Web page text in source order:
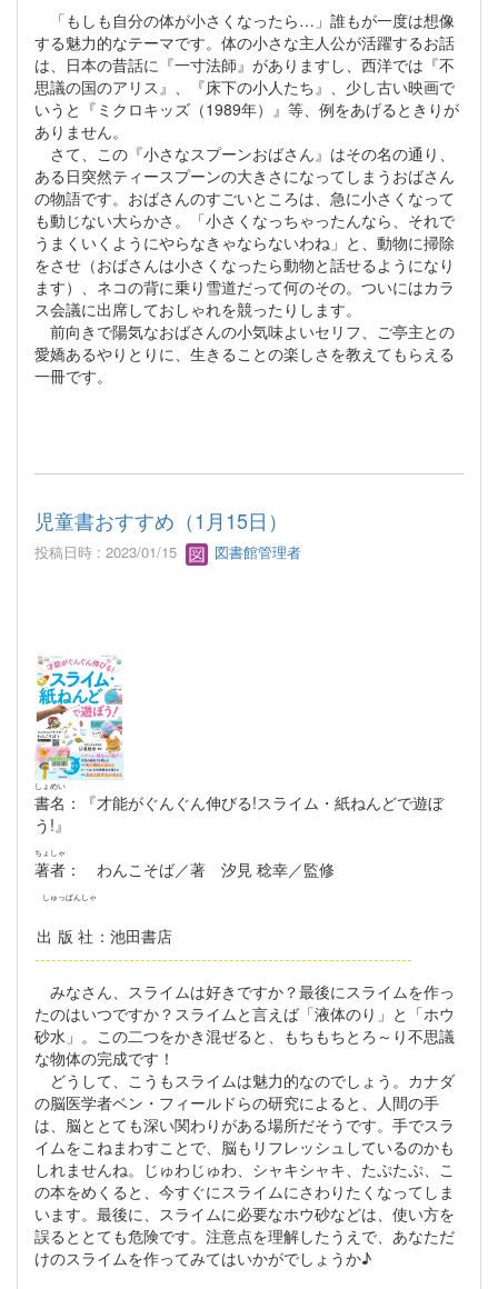
「もしも自分の体が小さくなったら…」誰もが一度は想像
する魅力的なテーマです。体の小さな主人公が活躍するお話
は、日本の昔話に『一寸法師』がありますし、西洋では『不
思議の国のアリス』、『床下の小人たち』、少し古い映画で
いうと『ミクロキッズ（1989年）』等、例をあげるときりが
ありません。
さて、この『小さなスプーンおばさん』はその名の通り、
ある日突然ティースプーンの大きさになってしまうおばさん
の物語です。おばさんのすごいところは、急に小さくなって
も動じない大らかさ。「小さくなっちゃったんなら、それで
うまくいくようにやらなきゃならないわね」と、動物に掃除
をさせ（おばさんは小さくなったら動物と話せるようになり
ます）、ネコの背に乗り雪道だって何のその。ついにはカラ
ス会議に出席しておしゃれを競ったりします。
前向きで陽気なおばさんの小気味よいセリフ、ご亭主との
愛嬌あるやりとりに、生きることの楽しさを教えてもらえる
一冊です。
児童書おすすめ（1月15日）
投稿日時 : 2023/01/15 図書館管理者
書名
しょめい
：『才能がぐんぐん伸びる!スライム・紙ねんどで遊ぼ
う!』
著者
ちょしゃ
： わんこそば／著 汐見 稔幸／監修
出版社
しゅっぱんしゃ
：池田書店
--------------------------------------------------------------------
みなさん、スライムは好きですか？最後にスライムを作っ
たのはいつですか？スライムと言えば「液体のり」と「ホウ
砂水」。この二つをかき混ぜると、もちもちとろ～り不思議
な物体の完成です！
どうして、こうもスライムは魅力的なのでしょう。カナダ
の脳医学者ベン・フィールドらの研究によると、人間の手
は、脳ととても深い関わりがある場所だそうです。手でスラ
イムをこねまわすことで、脳もリフレッシュしているのかも
しれませんね。じゅわじゅわ、シャキシャキ、たぷたぷ、こ
の本をめくると、今すぐにスライムにさわりたくなってしま
います。最後に、スライムに必要なホウ砂などは、使い方を
誤るととても危険です。注意点を理解したうえで、あなただ
けのスライムを作ってみてはいかがでしょうか♪